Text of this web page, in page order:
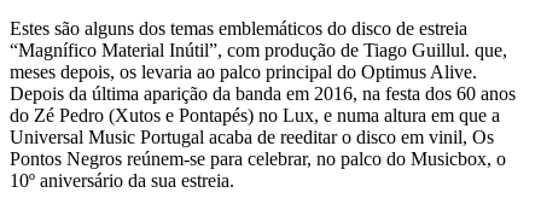
Estes são alguns dos temas emblemáticos do disco de estreia
“Magnífico Material Inútil”, com produção de Tiago Guillul. que,
meses depois, os levaria ao palco principal do Optimus Alive.
Depois da última aparição da banda em 2016, na festa dos 60 anos
do Zé Pedro (Xutos e Pontapés) no Lux, e numa altura em que a
Universal Music Portugal acaba de reeditar o disco em vinil, Os
Pontos Negros reúnem-se para celebrar, no palco do Musicbox, o
10º aniversário da sua estreia.